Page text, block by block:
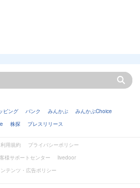
ピング バンク みんかぶ
みんかぶChoice
株探 プレスリリース
利用規約
プライバシーポリシー
様サポートセンター
livedoor
テンツ・広告ポリシー